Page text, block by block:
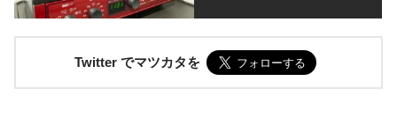
Twitter でマツカタを